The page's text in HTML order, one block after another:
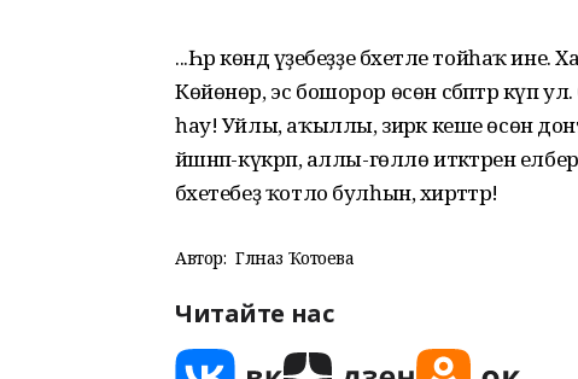
...Һәр көндә үҙебеҙҙе бәхетле тойһаҡ ине.
Көйөнөр, эс бошорор өсөн сәбәптәр күп
һау! Уйлы, аҡыллы, зирәк кеше өсөн
йәшнәп-күкрәп, аллы-гөллө итәктәрен
бәхетебеҙ ҡотло булһын, әхирәттәр!
Автор: Гөлназ Ҡотоева
Читайте нас